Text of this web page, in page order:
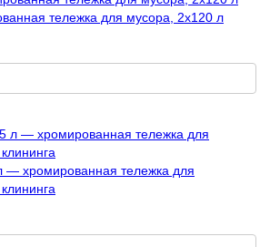
тележка для мусора, 2x120 л
— хромированная тележка для